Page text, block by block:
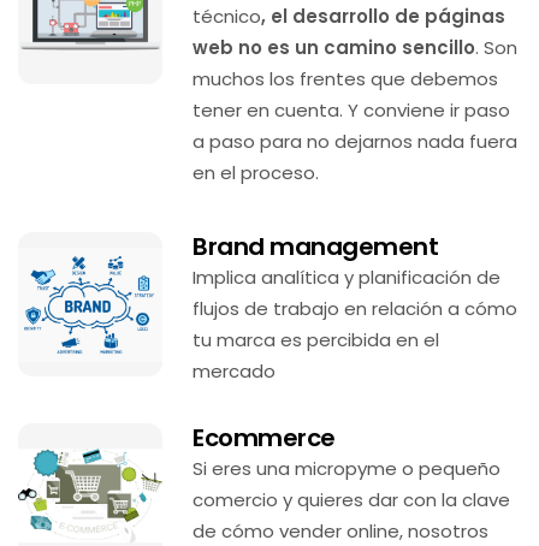
técnico, el desarrollo de páginas
web no es un camino sencillo. Son
muchos los frentes que debemos
tener en cuenta. Y conviene ir paso
a paso para no dejarnos nada fuera
en el proceso.
Brand management
Implica analítica y planificación de
flujos de trabajo en relación a cómo
tu marca es percibida en el
mercado
Ecommerce
Si eres una micropyme o pequeño
comercio y quieres dar con la clave
de cómo vender online, nosotros